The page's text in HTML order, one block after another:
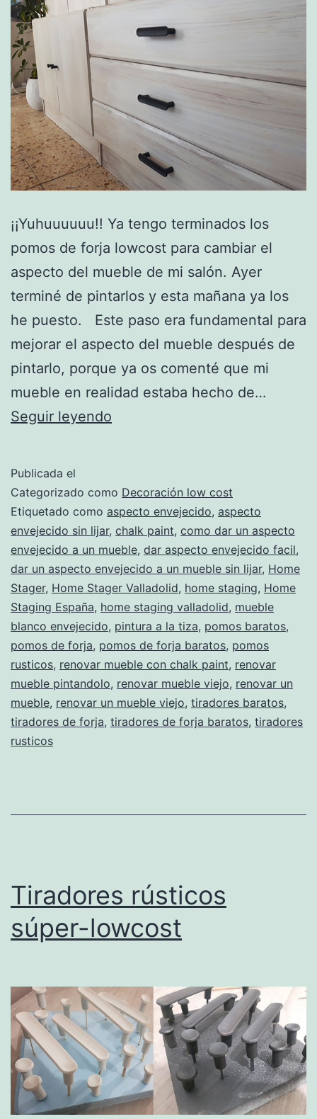
¡¡Yuhuuuuuu!! Ya tengo terminados los
pomos de forja lowcost para cambiar el
aspecto del mueble de mi salón. Ayer
terminé de pintarlos y esta mañana ya los
he puesto. Este paso era fundamental para
mejorar el aspecto del mueble después de
pintarlo, porque ya os comenté que mi
mueble en realidad estaba hecho de…
Seguir leyendo
con
tiradores
Publicada el
Categorizado como Decoración low cost
Etiquetado como aspecto envejecido, aspecto
envejecido sin lijar, chalk paint, como dar un aspecto
envejecido a un mueble, dar aspecto envejecido facil,
dar un aspecto envejecido a un mueble sin lijar, Home
Stager, Home Stager Valladolid, home staging, Home
Staging España, home staging valladolid, mueble
blanco envejecido, pintura a la tiza, pomos baratos,
pomos de forja, pomos de forja baratos, pomos
rusticos, renovar mueble con chalk paint, renovar
mueble pintandolo, renovar mueble viejo, renovar un
mueble, renovar un mueble viejo, tiradores baratos,
tiradores de forja, tiradores de forja baratos, tiradores
rusticos
Tiradores rústicos
súper-lowcost